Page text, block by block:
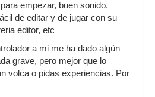
empezar, buen sonido,
de editar y de jugar con su
editor, etc
a mi me ha dado algún
grave, pero mejor que lo
volca o pidas experiencias. Por